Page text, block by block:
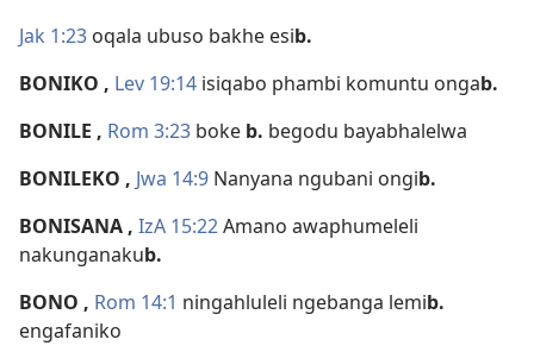
Jak 1:23 oqala ubuso bakhe esib.
BONIKO , Lev 19:14 isiqabo phambi komuntu ongab.
BONILE , Rom 3:23 boke b. begodu bayabhalelwa
BONILEKO , Jwa 14:9 Nanyana ngubani ongib.
BONISANA, IzA 15:22Amano awaphumeleli
nakunganakub.
BONO , Rom 14:1 ningahluleli ngebanga lemib.
engafaniko